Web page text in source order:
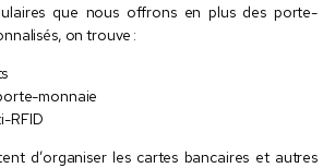
que nous offrons en plus des porte-
on trouve :
monnaie
RFID
d’organiser les cartes bancaires et autres